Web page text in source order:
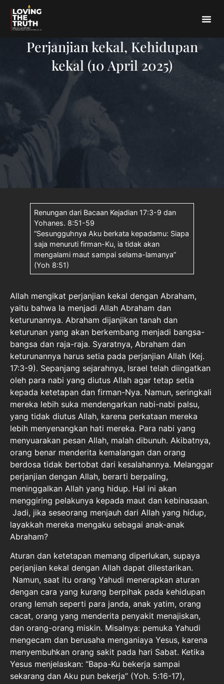
Perjanjian kekal, Kehidupan
kekal (10 April 2025)
Renungan dari Bacaan Kejadian 17:3-9 dan
Yohanes. 8:51-59
“Sesungguhnya Aku berkata kepadamu: Siapa
saja menuruti firman-Ku, ia tidak akan
mengalami maut sampai selama-lamanya”
(Yoh 8:51)
Allah mengikat perjanjian kekal dengan Abraham,
yaitu bahwa Ia menjadi Allah Abraham dan
keturunannya. Abraham dijanjikan tanah dan
keturunan yang akan berkembang menjadi bangsa-
bangsa dan raja-raja. Syaratnya, Abraham dan
keturunannya harus setia pada perjanjian Allah (Kej.
17:3-9). Sepanjang sejarahnya, Israel telah diingatkan
oleh para nabi yang diutus Allah agar tetap setia
kepada ketetapan dan firman-Nya. Namun, seringkali
mereka lebih suka mendengarkan nabi-nabi palsu,
yang tidak diutus Allah, karena perkataan mereka
lebih menyenangkan hati mereka. Para nabi yang
menyuarakan pesan Allah, malah dibunuh. Akibatnya,
orang benar menderita kemalangan dan orang
berdosa tidak bertobat dari kesalahannya. Melanggar
perjanjian dengan Allah, berarti berpaling,
meninggalkan Allah yang hidup. Hal ini akan
menggiring pelakunya kepada maut dan kebinasaan.
Jadi, jika seseorang menjauh dari Allah yang hidup,
layakkah mereka mengaku sebagai anak-anak
Abraham?
Aturan dan ketetapan memang diperlukan, supaya
perjanjian kekal dengan Allah dapat dilestarikan.
Namun, saat itu orang Yahudi menerapkan aturan
dengan cara yang kurang berpihak pada kehidupan
orang lemah seperti para janda, anak yatim, orang
cacat, orang yang menderita penyakit menajiskan,
dan orang-orang miskin. Misalnya: pemuka Yahudi
mengecam dan berusaha menganiaya Yesus, karena
menyembuhkan orang sakit pada hari Sabat. Ketika
Yesus menjelaskan: “Bapa-Ku bekerja sampai
sekarang dan Aku pun bekerja” (Yoh. 5:16-17),